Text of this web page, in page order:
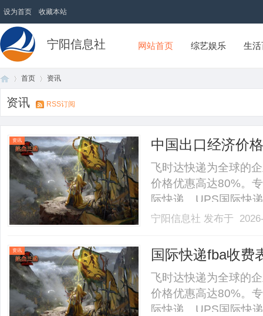
设为首页 收藏本站
宁阳信息社 网站首页 综艺娱乐 生
首页 资讯
资讯 RSS订阅
资讯
中国出口经济价
达快递代理
SAL海运水陆路
飞时达快递为全球的
价格优惠高达80%。
际快递、UPS国际快
SAL、海运水陆路业
小件包裹以每公斤计
宁阳信息社 发布于
资讯
国际快递fba收费
公式。北京fba物
包税
飞时达快递为全球的
价格优惠高达80%。
际快递、UPS国际快